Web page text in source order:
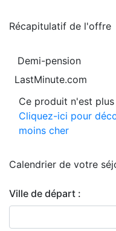
Récapitulatif de l'offre
Demi-pension
LastMinute.com
Ce produit n'est
Cliquez-ici pour
moins cher
Calendrier de votre
Ville de départ :